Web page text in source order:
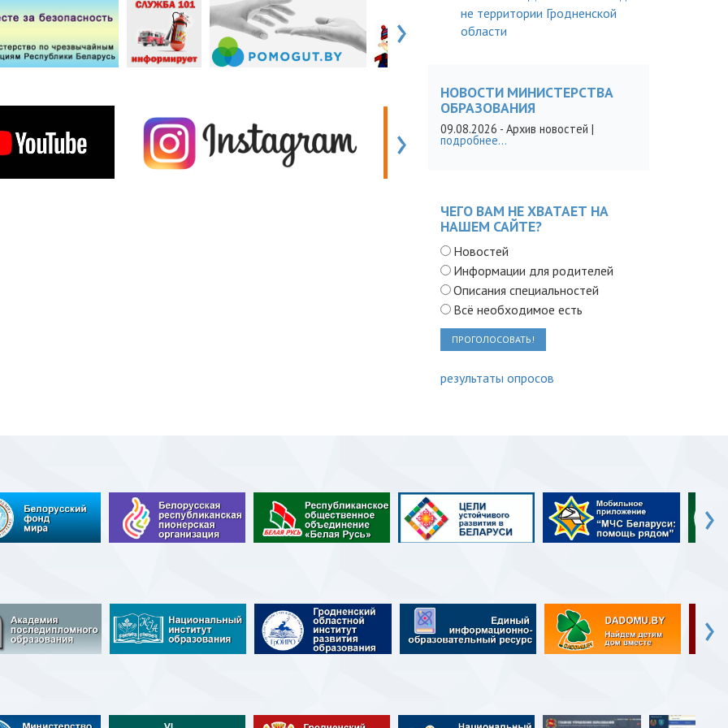
›
›
не территории Гродненской
области
НОВОСТИ МИНИСТЕРСТВА
ОБРАЗОВАНИЯ
09.08.2026 - Архив новостей |
подробнее...
ЧЕГО ВАМ НЕ ХВАТАЕТ НА
НАШЕМ САЙТЕ?
Новостей
Информации для родителей
Описания специальностей
Всё необходимое есть
ПРОГОЛОСОВАТЬ!
результаты опросов
›
›